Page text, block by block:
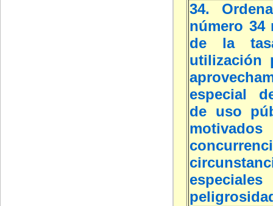
34.
número 34
de la
utilización
especial
de uso